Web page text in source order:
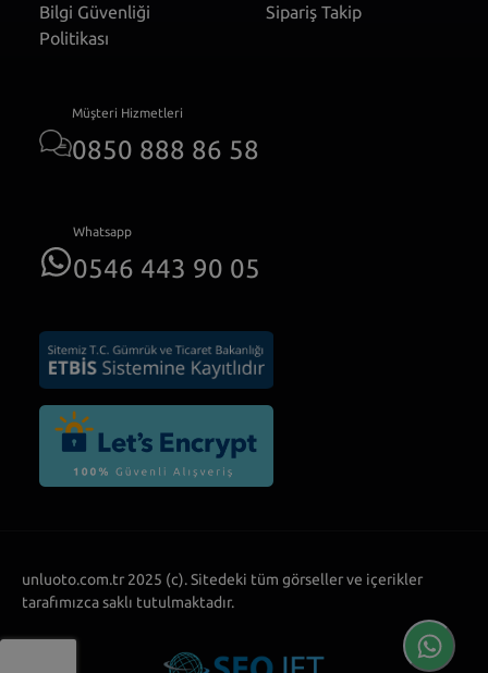
Bilgi Güvenliği
Politikası
Sipariş Takip
Müşteri Hizmetleri
0850 888 86 58
Whatsapp
0546 443 90 05
unluoto.com.tr 2025 (c). Sitedeki tüm görseller ve içerikler
tarafımızca saklı tutulmaktadır.